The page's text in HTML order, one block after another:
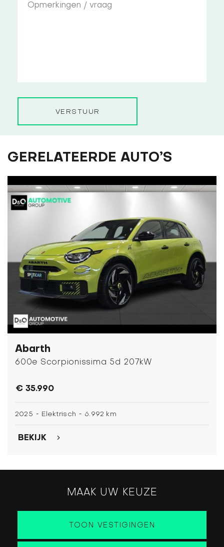
VERSTUUR
GERELATEERDE AUTO’S
Abarth
600e Scorpionissima 5d 207kW
€ 35.990
2025 - Elektrisch - 6.992 km
BEKIJK
MAAK UW KEUZE
TOON VESTIGINGEN